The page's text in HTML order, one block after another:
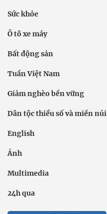
Sức khỏe
Ô tô xe máy
Bất động sản
Tuần Việt Nam
Giảm nghèo bền vững
Dân tộc thiểu số và miền núi
English
Ảnh
Multimedia
24h qua